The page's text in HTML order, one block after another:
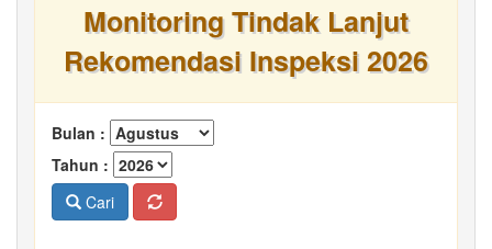
Monitoring Tindak Lanjut
Rekomendasi Inspeksi 2026
Bulan :
Tahun :
Cari